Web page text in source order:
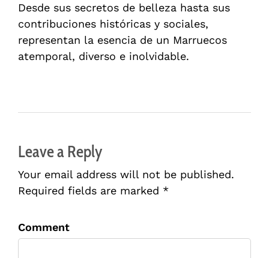
Desde sus secretos de belleza hasta sus
contribuciones históricas y sociales,
representan la esencia de un Marruecos
atemporal, diverso e inolvidable.
Leave a Reply
Your email address will not be published.
Required fields are marked *
Comment